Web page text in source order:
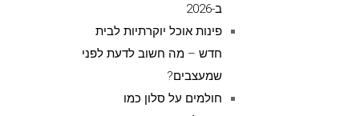
ב-2026
פינות אוכל יוקרתיות לבית
חדש – מה חשוב לדעת לפני
שמעצבים?
חולמים על סלון כמו